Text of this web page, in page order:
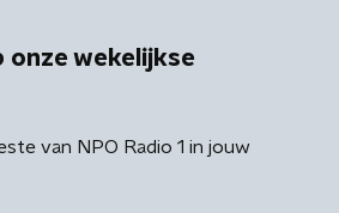
onze wekelijkse
van NPO Radio 1 in jouw